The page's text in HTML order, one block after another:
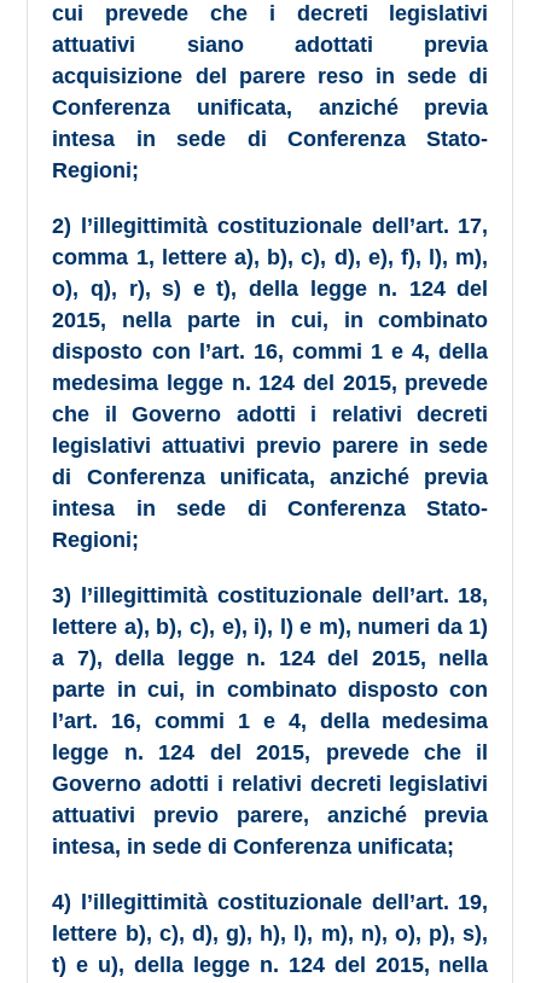
cui prevede che i decreti legislativi
attuativi siano adottati previa
acquisizione del parere reso in sede di
Conferenza unificata, anziché previa
intesa in sede di Conferenza Stato-
Regioni;
2) l’illegittimità costituzionale dell’art. 17,
comma 1, lettere a), b), c), d), e), f), l), m),
o), q), r), s) e t), della legge n. 124 del
2015, nella parte in cui, in combinato
disposto con l’art. 16, commi 1 e 4, della
medesima legge n. 124 del 2015, prevede
che il Governo adotti i relativi decreti
legislativi attuativi previo parere in sede
di Conferenza unificata, anziché previa
intesa in sede di Conferenza Stato-
Regioni;
3) l’illegittimità costituzionale dell’art. 18,
lettere a), b), c), e), i), l) e m), numeri da 1)
a 7), della legge n. 124 del 2015, nella
parte in cui, in combinato disposto con
l’art. 16, commi 1 e 4, della medesima
legge n. 124 del 2015, prevede che il
Governo adotti i relativi decreti legislativi
attuativi previo parere, anziché previa
intesa, in sede di Conferenza unificata;
4) l’illegittimità costituzionale dell’art. 19,
lettere b), c), d), g), h), l), m), n), o), p), s),
t) e u), della legge n. 124 del 2015, nella